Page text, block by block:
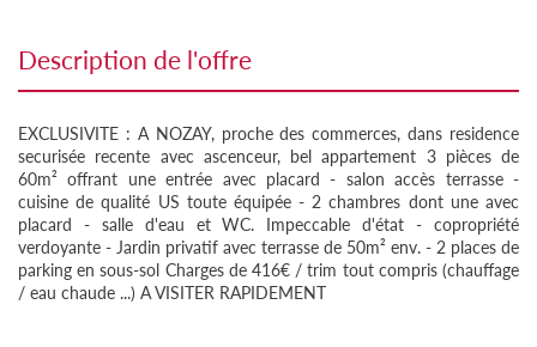
description de l'offre
EXCLUSIVITE : A NOZAY, proche des commerces, dans residence
securisée recente avec ascenceur, bel appartement 3 pièces de
60m² offrant une entrée avec placard - salon accès terrasse -
cuisine de qualité US toute équipée - 2 chambres dont une avec
placard - salle d'eau et WC. Impeccable d'état - copropriété
verdoyante - Jardin privatif avec terrasse de 50m² env. - 2 places de
parking en sous-sol Charges de 416€ / trim tout compris (chauffage
/ eau chaude ...) A VISITER RAPIDEMENT